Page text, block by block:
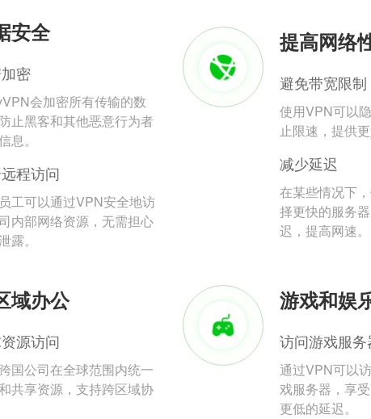
安全
密
会加密所有传输的数
止黑客和其他恶意行为者
息。
程访问
工可以通过VPN安全地访
内部网络资源，无需担心
露。
提高网络
避免带宽限制
使用VPN可以
止限速，提供
减少延迟
在某些情况下
择更快的服务
迟，提高网速。
域办公
源访问
国公司在全球范围内统一
共享资源，支持跨区域协
游戏和娱
访问游戏服务
通过VPN可以
戏服务器，享
更低的延迟。